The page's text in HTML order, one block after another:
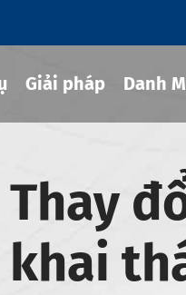
Giải pháp Danh
Thay
khai